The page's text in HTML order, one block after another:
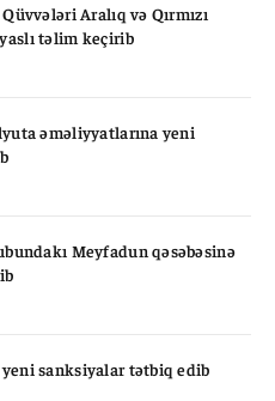
Aralıq və Qırmızı
təlim keçirib
əməliyyatlarına yeni
Meyfadun qəsəbəsinə
yeni sanksiyalar tətbiq edib